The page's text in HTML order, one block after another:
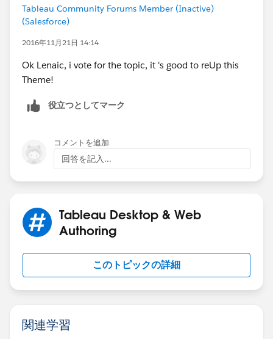
Tableau Community Forums Member (Inactive)
(Salesforce)
2016年11月21日 14:14
Ok Lenaic, i vote for the topic, it 's good to reUp this
Theme!
役立つとしてマーク
コメントを追加
回答を記入...
Tableau Desktop & Web
Authoring
このトピックの詳細
関連学習